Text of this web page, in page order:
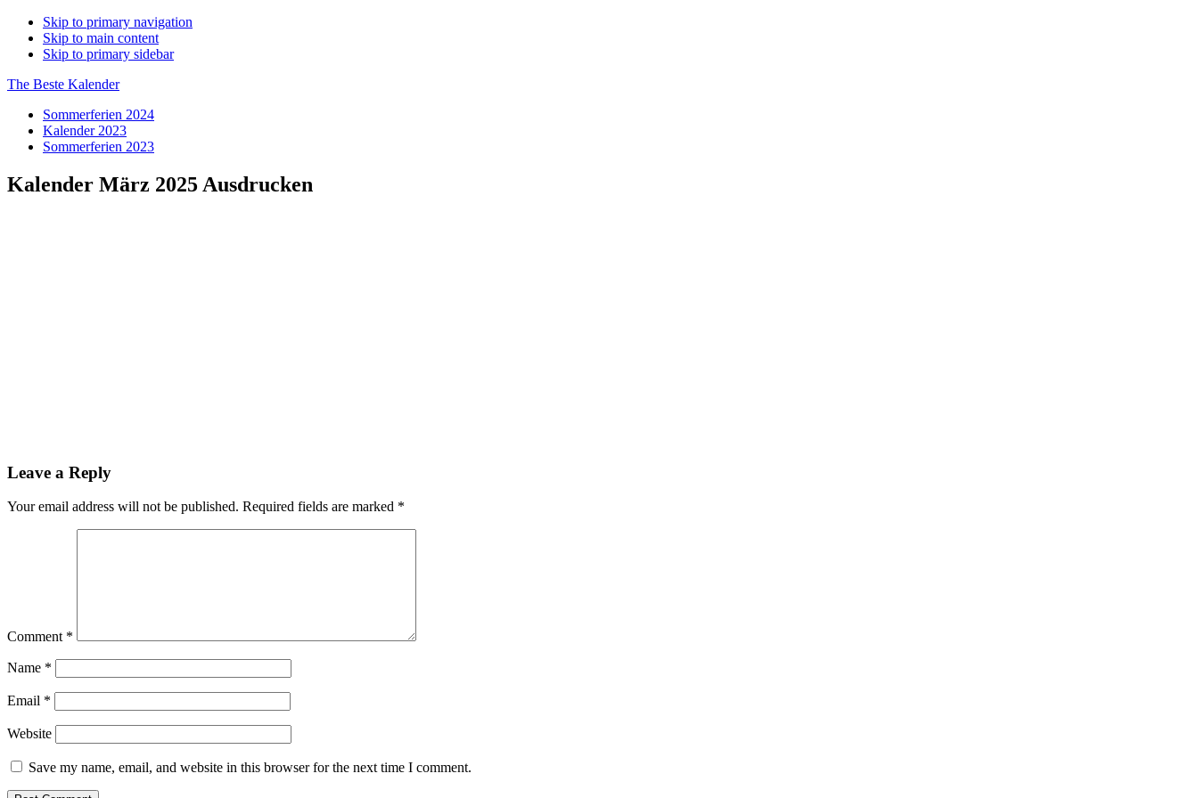
Skip to primary navigation
Skip to main content
Skip to primary sidebar
The Beste Kalender
Sommerferien 2024
Kalender 2023
Sommerferien 2023
Kalender März 2025 Ausdrucken
Reader
Leave a Reply
Your email address will not be published. Required fields are marked *
Comment *
Name *
Email *
Website
Save my name, email, and website in this browser for the next time I comment.